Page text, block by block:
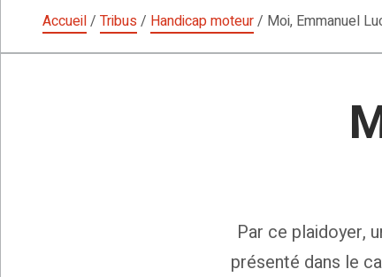
Accueil/ Tribus/ Handicap moteur/ Moi, Emmanuel
Par ce plaidoyer,
présenté dans le